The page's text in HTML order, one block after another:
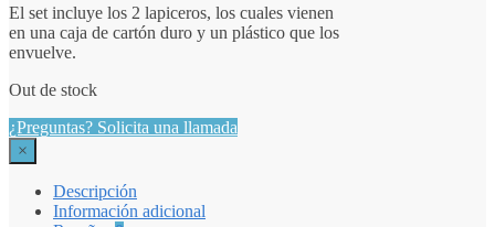
El set incluye los 2 lapiceros, los cuales vienen
en una caja de cartón duro y un plástico que los
envuelve.
Out de stock
¿Preguntas? Solicita una llamada
×
Descripción
Información adicional